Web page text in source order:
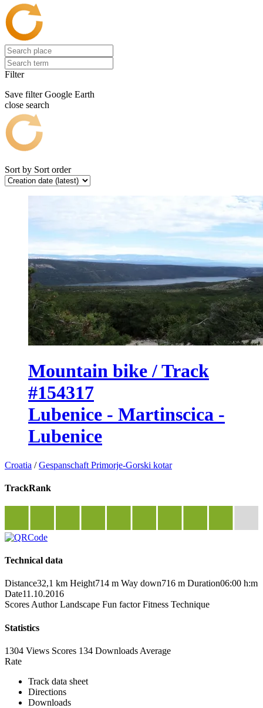
Filter
Save filter Google Earth
close search
Sort by Sort order
Mountain bike / Track
#154317
Lubenice - Martinscica -
Lubenice
Croatia /Gespanschaft Primorje-Gorski kotar
TrackRank
Technical data
Distance32,1 km Height714 m Way down716 m Duration06:00 h:m
Date11.10.2016
Scores Author Landscape Fun factor Fitness Technique
Statistics
1304 Views Scores 134 Downloads Average
Rate
Track data sheet
Directions
Downloads